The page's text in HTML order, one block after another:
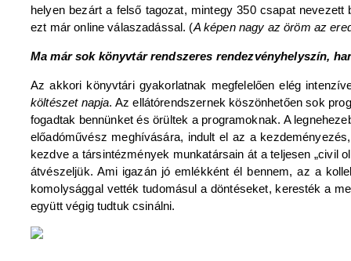
helyen bezárt a felső tagozat, mintegy 350 csapat
ezt már online válaszadással. (A képen nagy az öröm az
Ma már sok könyvtár rendszeres rendezvényhelyszín,
Az akkori könyvtári gyakorlatnak megfelelően elég
költészet napja. Az ellátórendszernek köszönhetően sok
fogadtak bennünket és örültek a programoknak. A
előadóművész meghívására, indult el az a
kezdve a társintézmények munkatársain át a teljesen „civil
átvészeljük. Ami igazán jó emlékként él bennem, az a
komolysággal vették tudomásul a döntéseket, keresték a
együtt végig tudtuk csinálni.